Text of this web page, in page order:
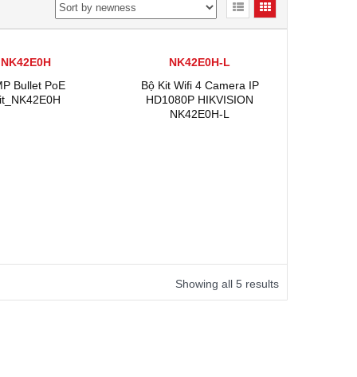
NK42E0H
Bullet PoE
NK42E0H-L
Bộ Kit Wifi 4 Camera IP
HD1080P HIKVISION
NK42E0H-L
Showing all 5 results